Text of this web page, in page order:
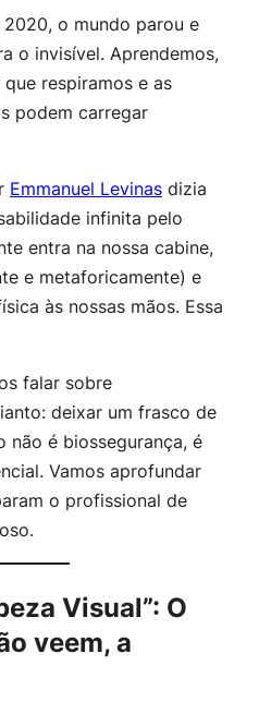
o mundo parou e
o invisível. Aprendemos,
respiramos e as
podem carregar
Emmanuel Levinas dizia
infinita pelo
entra na nossa cabine,
e metaforicamente) e
às nossas mãos. Essa
falar sobre
deixar um frasco de
não é biossegurança, é
Vamos aprofundar
o profissional de
Visual”: O
veem, a